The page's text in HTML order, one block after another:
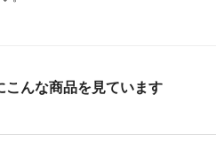
こんな商品を見ています